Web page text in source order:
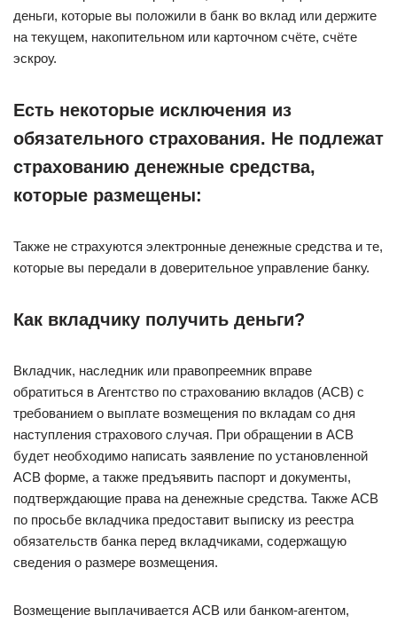
деньги, которые вы положили в банк во вклад или держите
на текущем, накопительном или карточном счёте, счёте
эскроу.
Есть некоторые исключения из
обязательного страхования. Не подлежат
страхованию денежные средства,
которые размещены:
Также не страхуются электронные денежные средства и те,
которые вы передали в доверительное управление банку.
Как вкладчику получить деньги?
Вкладчик, наследник или правопреемник вправе
обратиться в Агентство по страхованию вкладов (АСВ) с
требованием о выплате возмещения по вкладам со дня
наступления страхового случая. При обращении в АСВ
будет необходимо написать заявление по установленной
АСВ форме, а также предъявить паспорт и документы,
подтверждающие права на денежные средства. Также АСВ
по просьбе вкладчика предоставит выписку из реестра
обязательств банка перед вкладчиками, содержащую
сведения о размере возмещения.
Возмещение выплачивается АСВ или банком-агентом,